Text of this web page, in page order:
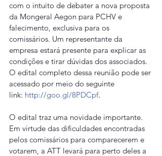
com o intuito de debater a nova proposta
da Mongeral Aegon para PCHV e
falecimento, exclusiva para os
comissários. Um representante da
empresa estará presente para explicar as
condições e tirar dúvidas dos associados.
O edital completo dessa reunião pode ser
acessado por meio do seguinte
link: http://goo.gl/8PDCpf.
O edital traz uma novidade importante.
Em virtude das dificuldades encontradas
pelos comissários para comparecerem e
votarem, a ATT levará para perto deles a